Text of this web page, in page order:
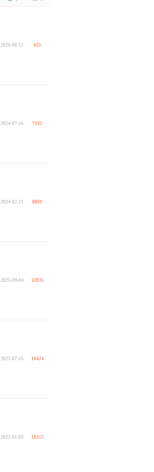
2026-06-12 631
2024-07-16 7195
2024-02-21 8860
2023-09-04 10935
2022-07-15 16424
2022-01-03 18215